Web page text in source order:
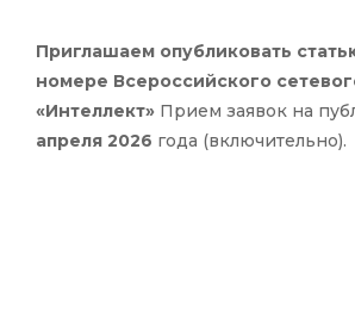
Приглашаем опубликовать
номере Всероссийского
«Интеллект» Прием заявок на
апреля 2026 года (включительно).